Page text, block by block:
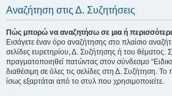
Αναζήτηση στις Δ. Συζητήσεις
Πώς μπορώ να αναζητήσω σε μια ή
Εισάγετε έναν όρο αναζήτησης στο πλαίσιο
σελίδες ευρετηρίου, Δ. Συζήτησης ή του θέματος.
πραγματοποιηθεί πατώντας στον σύνδεσμο
διαθέσιμη σε όλες τις σελίδες στη Δ. Συζήτηση.
ίσως εξαρτάται από το στυλ που χρησιμοποιείτε.